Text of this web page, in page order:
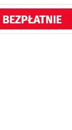
karcie